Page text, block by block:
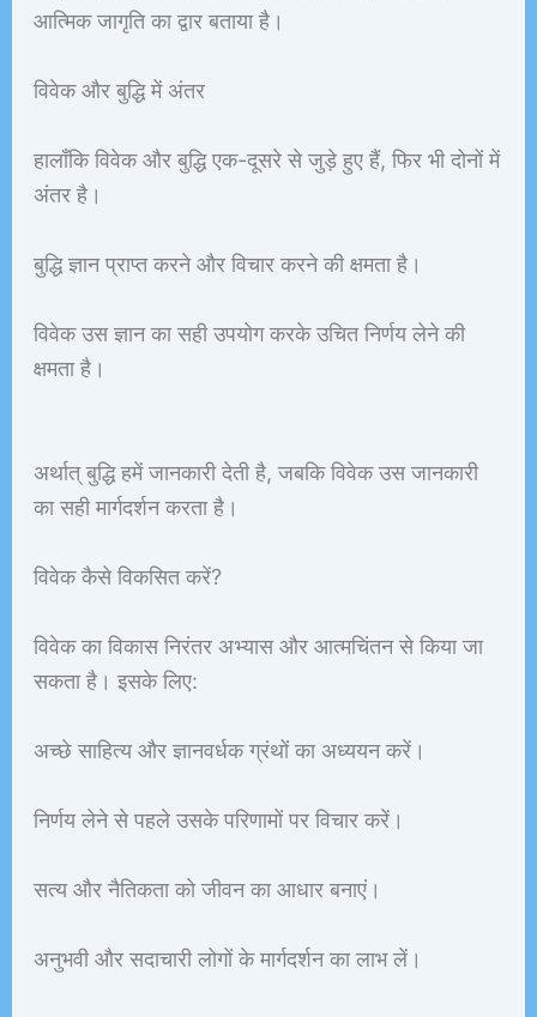
आत्मिक जागृति का द्वार बताया है।
विवेक और बुद्धि में अंतर
हालाँकि विवेक और बुद्धि एक-दूसरे से जुड़े हुए हैं, फिर भी दोनों में
अंतर है।
बुद्धि ज्ञान प्राप्त करने और विचार करने की क्षमता है।
विवेक उस ज्ञान का सही उपयोग करके उचित निर्णय लेने की
क्षमता है।
अर्थात् बुद्धि हमें जानकारी देती है, जबकि विवेक उस जानकारी
का सही मार्गदर्शन करता है।
विवेक कैसे विकसित करें?
विवेक का विकास निरंतर अभ्यास और आत्मचिंतन से किया जा
सकता है। इसके लिए:
अच्छे साहित्य और ज्ञानवर्धक ग्रंथों का अध्ययन करें।
निर्णय लेने से पहले उसके परिणामों पर विचार करें।
सत्य और नैतिकता को जीवन का आधार बनाएं।
अनुभवी और सदाचारी लोगों के मार्गदर्शन का लाभ लें।